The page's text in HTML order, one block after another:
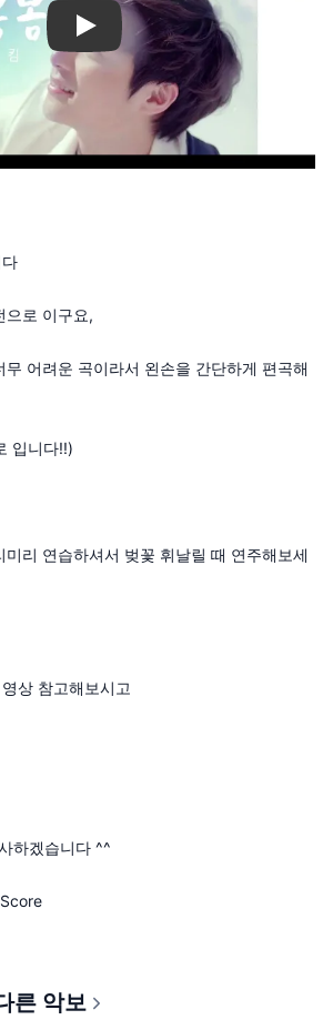
Play
으로 이구요,
무 어려운 곡이라서 왼손을 간단하게 편곡해
입니다!!)
미리 연습하셔서 벚꽃 휘날릴 때 연주해보세
상 참고해보시고
하겠습니다 ^^
른 악보